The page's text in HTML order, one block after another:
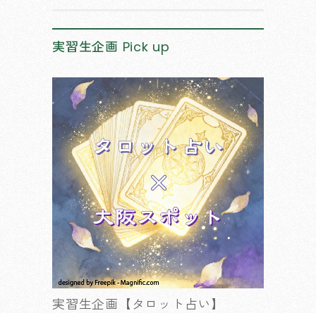
実習生企画 Pick up
実習生企画【タロット占い】